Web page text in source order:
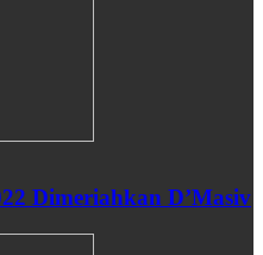
Dimeriahkan D’Masiv